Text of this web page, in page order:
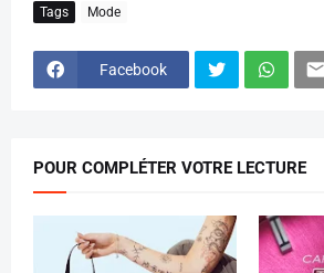
Tags Mode
Facebook
POUR COMPLÉTER VOTRE LECTURE